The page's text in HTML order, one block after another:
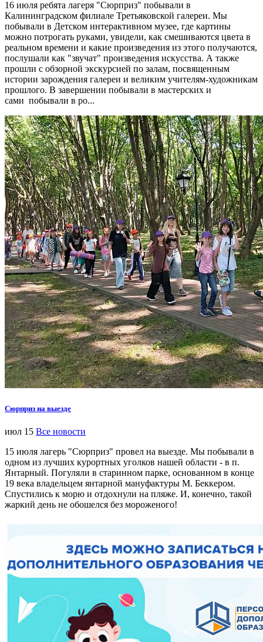
16 июля ребята лагеря "Сюрприз" побывали в
Калининградском филиале Третьяковской галереи. Мы
побывали в Детском интерактивном музее, где картины
можно потрогать руками, увидели, как смешиваются цвета в
реальном времени и какие произведения из этого получаются,
послушали как "звучат" произведения искусства. А также
прошли с обзорной экскурсией по залам, посвященным
истории зарождения галереи и великим учителям-художникам
прошлого. В завершении побывали в мастерских и
сами побывали в ро...
Сюрприз на выезде
июл 15 Все новости
15 июля лагерь "Сюрприз" провел на выезде. Мы побывали в
одном из лучших курортных уголков нашей области - в п.
Янтарный. Погуляли в старинном парке, основанном в конце
19 века владельцем янтарной мануфактуры М. Беккером.
Спустились к морю и отдохнули на пляже. И, конечно, такой
жаркий день не обошелся без мороженого!